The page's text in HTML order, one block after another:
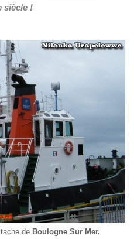
siècle !
de Boulogne Sur Mer.